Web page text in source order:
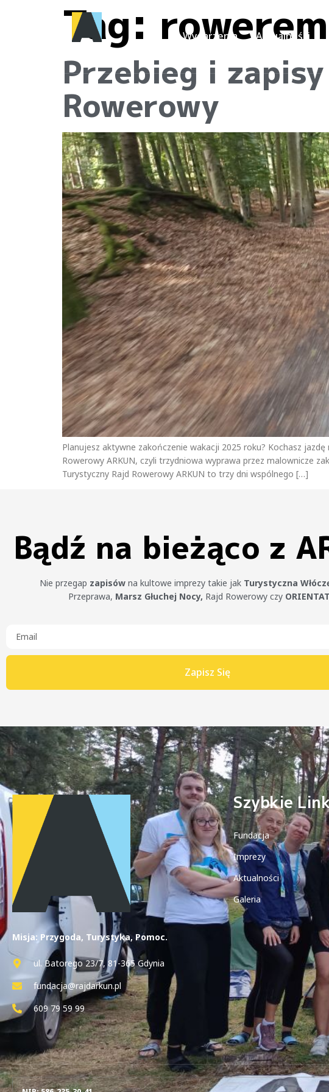
Wydarzenia Aktualności
Tag:
Przebieg i
Rowerowy
Planujesz aktywne zakończenie wakacji 2025 roku? Kochasz
Rowerowy ARKUN, czyli trzydniowa wyprawa przez malownicze
Turystyczny Rajd Rowerowy ARKUN to trzy dni wspólnego […]
Bądź na bieżąco z
Nie przegap zapisówna kultowe imprezy takie jak Turystyczna
Przeprawa, Marsz Głuchej Nocy, Rajd Rowerowy czy
Zapisz Się
Misja: Przygoda, Turystyka, Pomoc.
ul. Batorego 23/7, 81-365 Gdynia
fundacja@rajdarkun.pl
609 79 59 99
Szybkie
Fundacja
Imprezy
Aktualności
Galeria